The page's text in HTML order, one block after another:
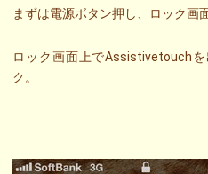
まずは電源ボタン押し、ロック画
ロック画面上でAssistivetouch
ク。